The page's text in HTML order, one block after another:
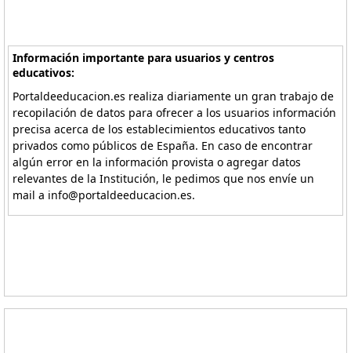
Información importante para usuarios y centros
educativos:
Portaldeeducacion.es realiza diariamente un gran trabajo de
recopilación de datos para ofrecer a los usuarios información
precisa acerca de los establecimientos educativos tanto
privados como públicos de España. En caso de encontrar
algún error en la información provista o agregar datos
relevantes de la Institución, le pedimos que nos envíe un
mail a info@portaldeeducacion.es.